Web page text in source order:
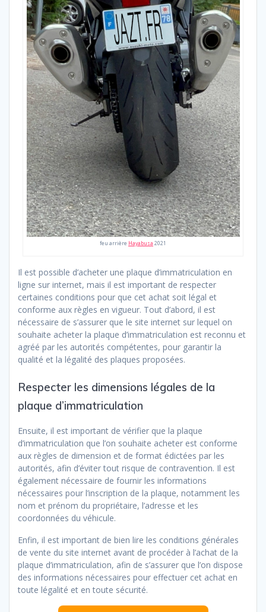
feu arrière Hayabusa 2021
Il est possible d’acheter une plaque d’immatriculation en
ligne sur internet, mais il est important de respecter
certaines conditions pour que cet achat soit légal et
conforme aux règles en vigueur. Tout d’abord, il est
nécessaire de s’assurer que le site internet sur lequel on
souhaite acheter la plaque d’immatriculation est reconnu et
agréé par les autorités compétentes, pour garantir la
qualité et la légalité des plaques proposées.
Respecter les dimensions légales de la
plaque d’immatriculation
Ensuite, il est important de vérifier que la plaque
d’immatriculation que l’on souhaite acheter est conforme
aux règles de dimension et de format édictées par les
autorités, afin d’éviter tout risque de contravention. Il est
également nécessaire de fournir les informations
nécessaires pour l’inscription de la plaque, notamment les
nom et prénom du propriétaire, l’adresse et les
coordonnées du véhicule.
Enfin, il est important de bien lire les conditions générales
de vente du site internet avant de procéder à l’achat de la
plaque d’immatriculation, afin de s’assurer que l’on dispose
des informations nécessaires pour effectuer cet achat en
toute légalité et en toute sécurité.